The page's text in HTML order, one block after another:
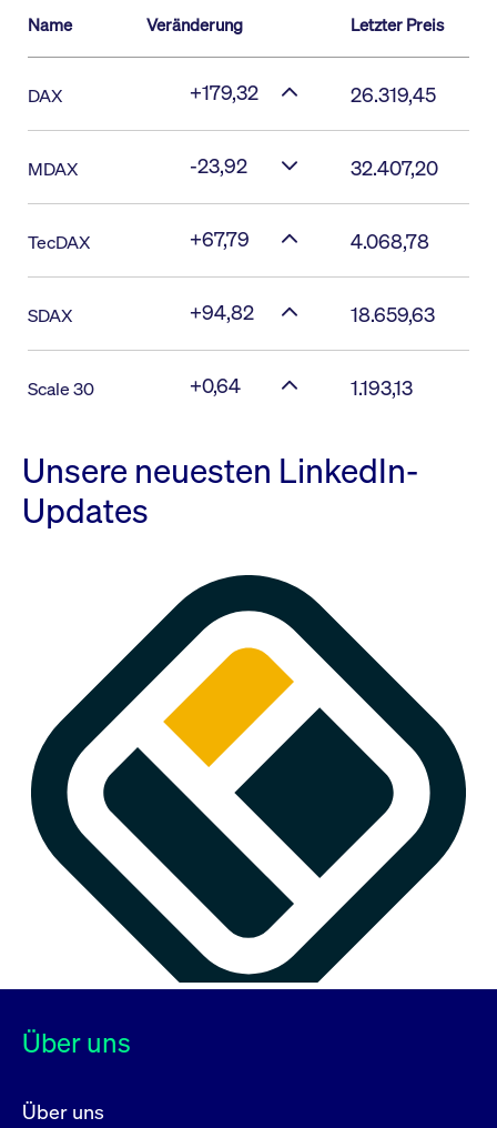
Name Veränderung Letzter Preis
DAX +179,32 26.319,45
MDAX -23,92 32.407,20
TecDAX +67,79 4.068,78
SDAX +94,82 18.659,63
Scale 30 +0,64 1.193,13
Unsere neuesten LinkedIn-
Updates
Über uns
Über uns